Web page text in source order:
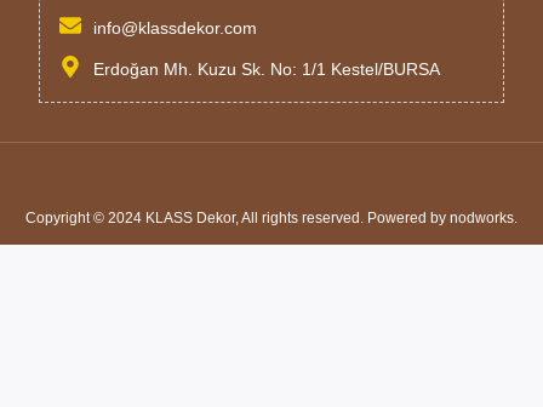
info@klassdekor.com
Erdoğan Mh. Kuzu Sk. No: 1/1 Kestel/BURSA
Copyright © 2024 KLASS Dekor, All rights reserved. Powered by nodworks.